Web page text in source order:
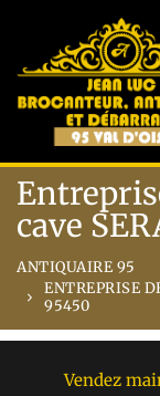
cave
ANTIQUAIRE 95
ENTREPRISE
95450
Vendez